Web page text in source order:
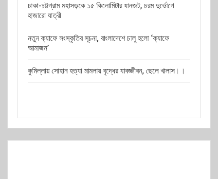
ঢাকা-চট্টগ্রাম মহাসড়কে ১৫ কিলোমিটার যানজট, চরম দুর্ভোগে
হাজারো যাত্রী
নতুন ক্যাফে সংস্কৃতির সূচনা, বাংলাদেশে চালু হলো ‘ক্যাফে
আমাজন’
কুমিল্লায় সোহান হত্যা মামলায় বৃদ্ধের যাবজ্জীবন, ছেলে খালাস।।